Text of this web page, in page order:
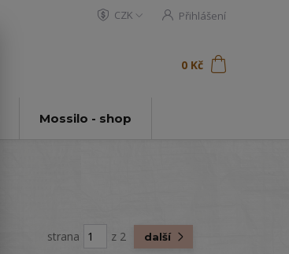
CZK Přihlášení
0 Kč
Mossilo - shop
strana z 2 další